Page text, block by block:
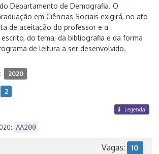
Departamento de Demografia. O
em Ciências Sociais exigirá, no ato
de aceitação do professor e a
do tema, da bibliografia e da forma
de leitura a ser desenvolvido.
2020
2
Legenda
AA200
Vagas: 10